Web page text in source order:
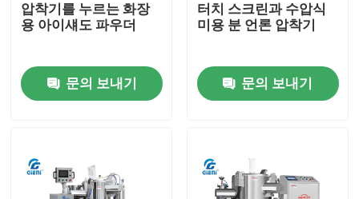
집
압착기를 누르는 화장
용 아이섀도 파우더
문의 보내기
터치 스크린과 수압식
미용 분 언론 압착기
문의 보내기